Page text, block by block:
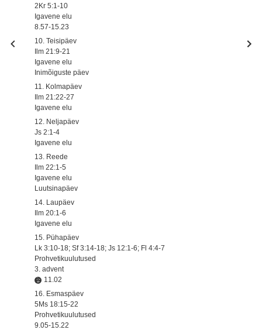
2Kr 5:1-10
Igavene elu
8.57-15.23
10. Teisipäev
Ilm 21:9-21
Igavene elu
Inimõiguste päev
11. Kolmapäev
Ilm 21:22-27
Igavene elu
12. Neljapäev
Js 2:1-4
Igavene elu
13. Reede
Ilm 22:1-5
Igavene elu
Luutsinapäev
14. Laupäev
Ilm 20:1-6
Igavene elu
15. Pühapäev
Lk 3:10-18; Sf 3:14-18; Js 12:1-6; Fl 4:4-7
Prohvetikuulutused
3. advent
11.02
16. Esmaspäev
5Ms 18:15-22
Prohvetikuulutused
9.05-15.22